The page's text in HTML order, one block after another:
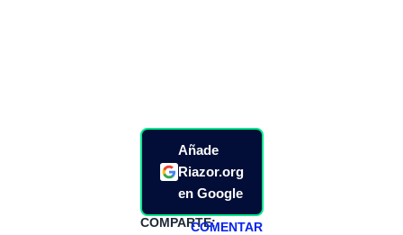
Añade
Riazor.org
en Google
COMPARTE:COMENTAR